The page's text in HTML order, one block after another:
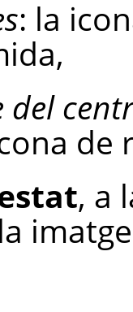
: la
del
de
, a